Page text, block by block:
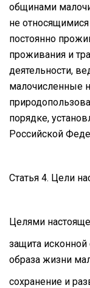
общинами
не
постоянно
проживания и
деятельности,
малочисленные
порядке,
Российской
Статья 4. Цели
Целями
защита
образа жизни
сохранение и